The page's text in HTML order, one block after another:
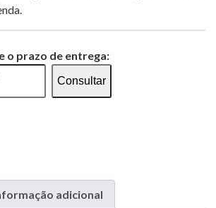
o prazo de entrega:
Consultar
adicional